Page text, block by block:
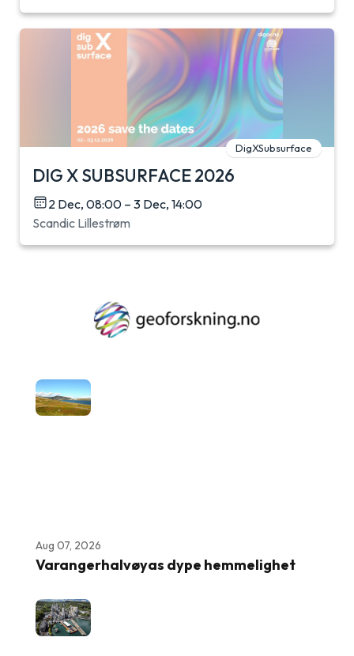
DigXSubsurface
DIG X SUBSURFACE 2026
2 Dec, 08:00 – 3 Dec, 14:00
Scandic Lillestrøm
Aug 07, 2026
Varangerhalvøyas dype hemmelighet